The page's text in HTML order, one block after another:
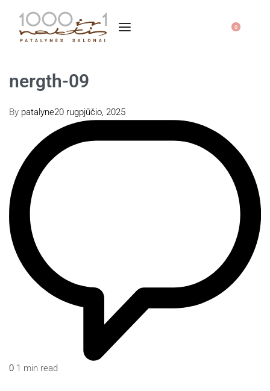
0
nergth-09
By patalyne20 rugpjūčio, 2025
0 1 min read